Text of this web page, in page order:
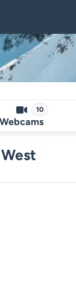
10
Webcams